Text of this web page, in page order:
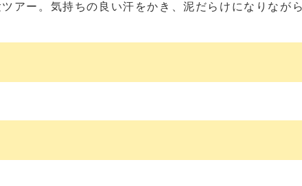
アー。気持ちの良い汗をかき、泥だらけになりなが